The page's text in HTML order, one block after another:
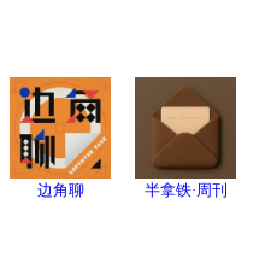
转战远东，与苏维埃政权爆发激
苏联，因中东铁路管理权归属问题
东铁路地缘争端的延续，也彻底改
山石窟、榆林窟、莫高窟等重要现
续至宋元明清的西北石窟艺术脉
时不容易被放在一起观看的石窟、
像如何进入中国，逐渐生成新的面
的历史？艺术如何在山川、道路、
宾王凯同行陇东与河西走廊】
化旅行与传播品牌悦物派将推
任广宁巡抚。主张联络蒙古以抗
牾，坚持主动出兵致广宁大败，明
长期未决，崇祯五年（1632）处
末代大汗，达延汗后裔。明万历三
古诸部，与后金对抗屡败。后金天
逝，其子额哲献传国玉玺降清，皇
边角聊 半拿铁·周刊